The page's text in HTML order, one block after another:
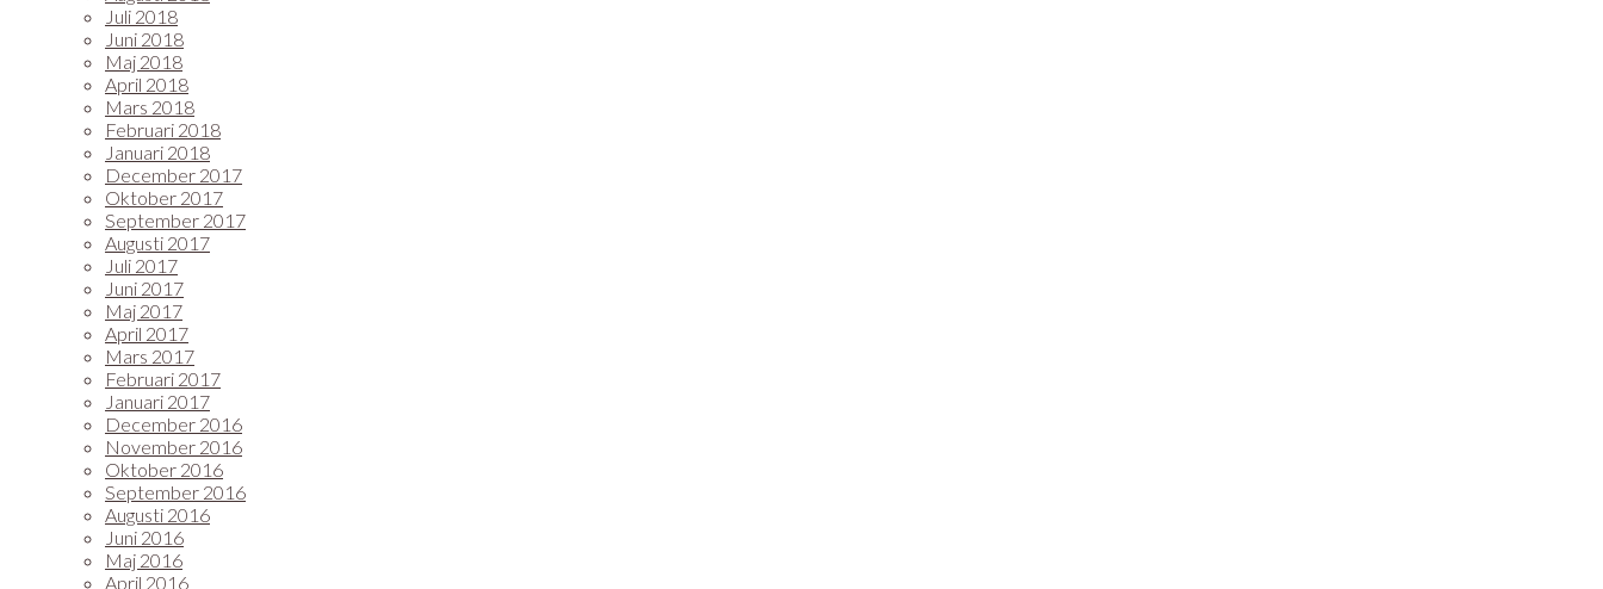
Juli 2018
Juni 2018
Maj 2018
April 2018
Mars 2018
Februari 2018
Januari 2018
December 2017
Oktober 2017
September 2017
Augusti 2017
Juli 2017
Juni 2017
Maj 2017
April 2017
Mars 2017
Februari 2017
Januari 2017
December 2016
November 2016
Oktober 2016
September 2016
Augusti 2016
Juni 2016
Maj 2016
April 2016